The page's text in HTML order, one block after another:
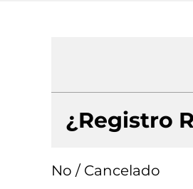
¿Registro
No / Cancelado